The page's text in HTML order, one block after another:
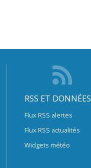
RSS ET DONNÉES
Flux RSS alertes
Flux RSS actualités
Widgets météo